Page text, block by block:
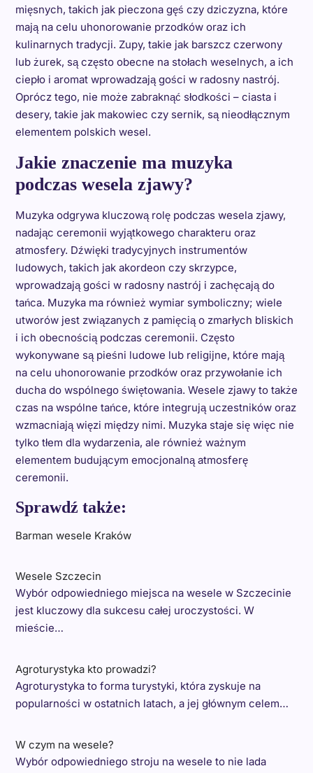
mięsnych, takich jak pieczona gęś czy dziczyzna, które
mają na celu uhonorowanie przodków oraz ich
kulinarnych tradycji. Zupy, takie jak barszcz czerwony
lub żurek, są często obecne na stołach weselnych, a ich
ciepło i aromat wprowadzają gości w radosny nastrój.
Oprócz tego, nie może zabraknąć słodkości – ciasta i
desery, takie jak makowiec czy sernik, są nieodłącznym
elementem polskich wesel.
Jakie znaczenie ma muzyka
podczas wesela zjawy?
Muzyka odgrywa kluczową rolę podczas wesela zjawy,
nadając ceremonii wyjątkowego charakteru oraz
atmosfery. Dźwięki tradycyjnych instrumentów
ludowych, takich jak akordeon czy skrzypce,
wprowadzają gości w radosny nastrój i zachęcają do
tańca. Muzyka ma również wymiar symboliczny; wiele
utworów jest związanych z pamięcią o zmarłych bliskich
i ich obecnością podczas ceremonii. Często
wykonywane są pieśni ludowe lub religijne, które mają
na celu uhonorowanie przodków oraz przywołanie ich
ducha do wspólnego świętowania. Wesele zjawy to także
czas na wspólne tańce, które integrują uczestników oraz
wzmacniają więzi między nimi. Muzyka staje się więc nie
tylko tłem dla wydarzenia, ale również ważnym
elementem budującym emocjonalną atmosferę
ceremonii.
Sprawdź także:
Barman wesele Kraków
Wesele Szczecin
Wybór odpowiedniego miejsca na wesele w Szczecinie
jest kluczowy dla sukcesu całej uroczystości. W
mieście…
Agroturystyka kto prowadzi?
Agroturystyka to forma turystyki, która zyskuje na
popularności w ostatnich latach, a jej głównym celem…
W czym na wesele?
Wybór odpowiedniego stroju na wesele to nie lada